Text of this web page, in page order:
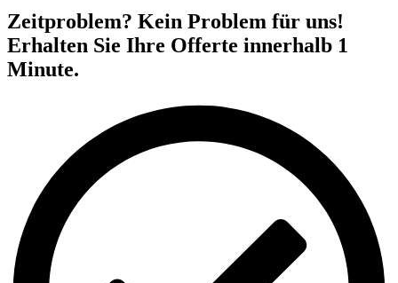
Zeitproblem? Kein Problem für uns!
Erhalten Sie Ihre Offerte innerhalb 1
Minute.